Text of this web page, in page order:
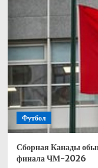
сборной
ушел
в
отставку
со
своего
поста
Футбол
Сборная Канады
финала ЧМ-2026